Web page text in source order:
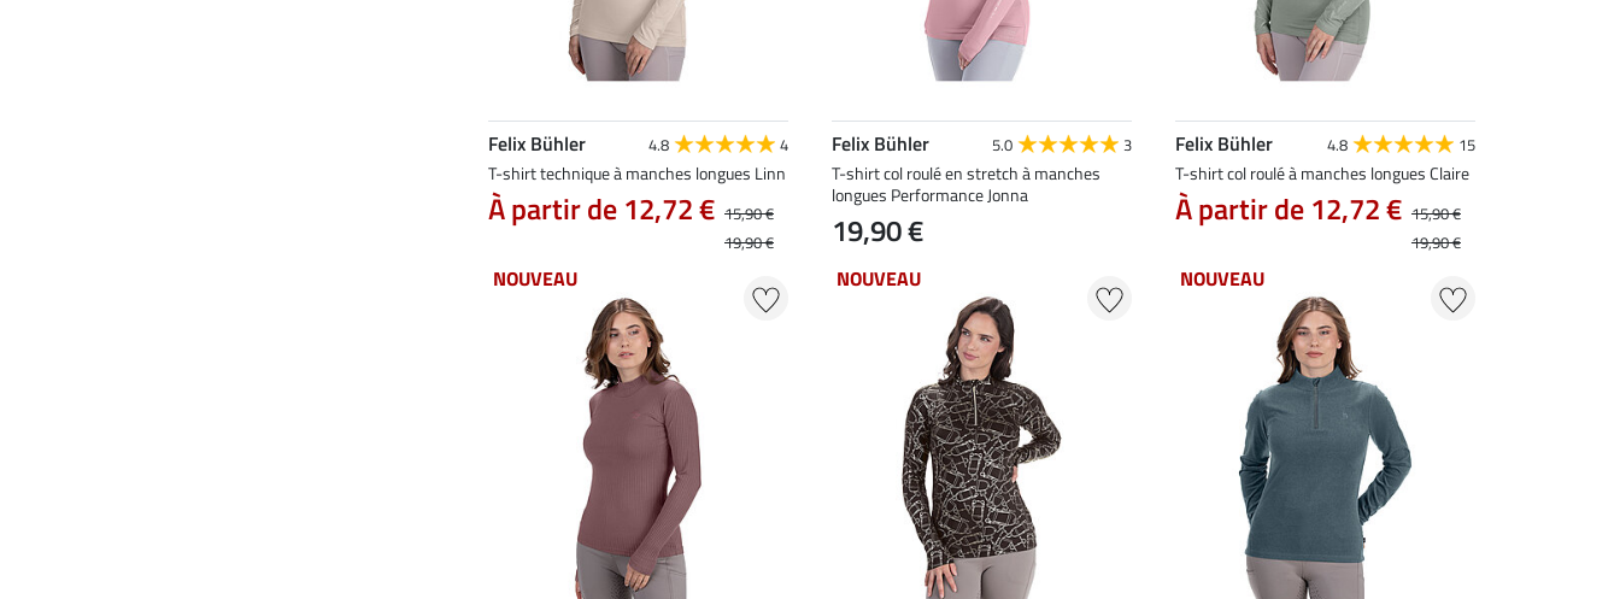
Felix Bühler 4.8 4
T-shirt technique à manches longues Linn
À partir de 12,72 € 15,90 €
19,90 €
Felix Bühler 5.0 3
T-shirt col roulé en stretch à manches
longues Performance Jonna
19,90 €
Felix Bühler 4.8 15
T-shirt col roulé à manches longues Claire
À partir de 12,72 € 15,90 €
19,90 €
NOUVEAU NOUVEAU NOUVEAU